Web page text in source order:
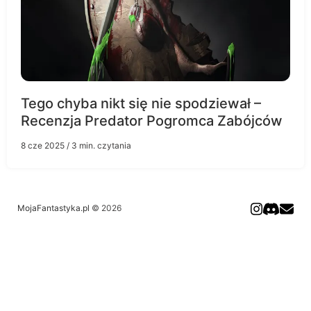
Tego chyba nikt się nie spodziewał –
Recenzja Predator Pogromca Zabójców
8 cze 2025 / 3 min. czytania
MojaFantastyka.pl © 2026